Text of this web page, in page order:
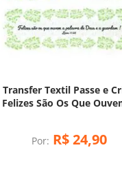
Transfer Textil Passe e
Felizes São Os Que
Por: R$24,90